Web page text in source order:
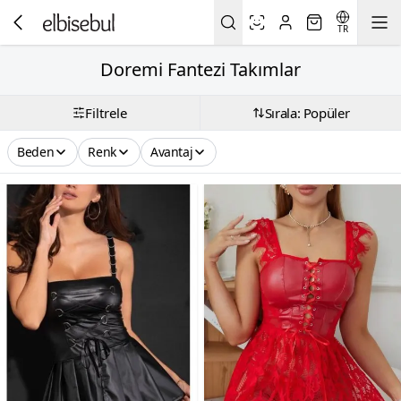
TR
Doremi Fantezi Takımlar
Filtrele Sırala: Popüler
Beden Renk Avantaj